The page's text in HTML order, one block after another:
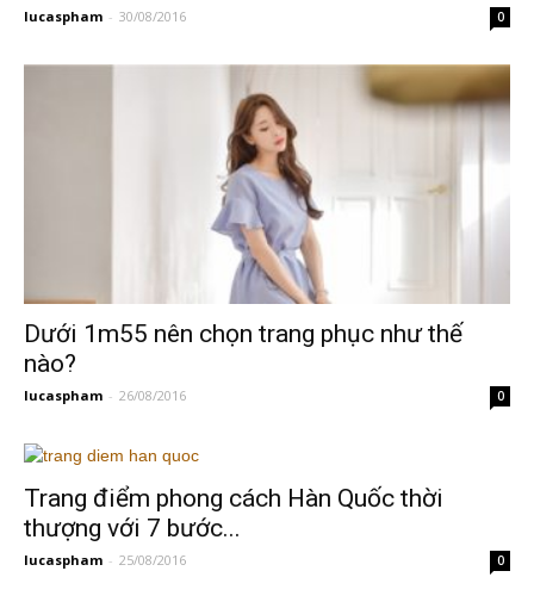
lucaspham - 30/08/2016 0
Dưới 1m55 nên chọn trang phục như thế
nào?
lucaspham - 26/08/2016 0
Trang điểm phong cách Hàn Quốc thời
thượng với 7 bước...
lucaspham - 25/08/2016 0